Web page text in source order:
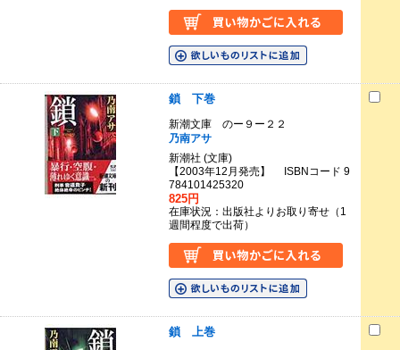
鎖 下巻
新潮文庫 のー９ー２２
乃南アサ
新潮社 (文庫)
【2003年12月発売】 ISBNコード 9
784101425320
825円
在庫状況：出版社よりお取り寄せ（1
週間程度で出荷）
鎖 上巻